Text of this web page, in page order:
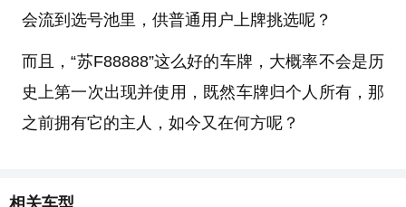
会流到选号池里，供普通用户上牌挑选呢？
而且，“苏F88888”这么好的车牌，大概率不会是历
史上第一次出现并使用，既然车牌归个人所有，那
之前拥有它的主人，如今又在何方呢？
相关车型